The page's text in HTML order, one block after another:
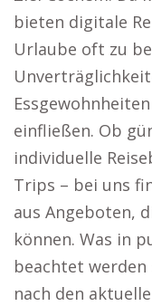
bieten digitale
Urlaube oft zu
einfließen. Ob
individuelle
Trips – bei uns
aus Angeboten,
können. Was in
beachtet werden
nach den